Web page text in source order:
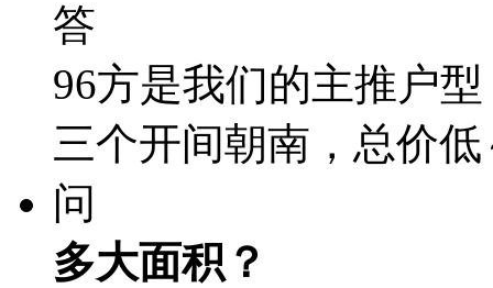
答
96方是我们的主推户
三个开间朝南，总价低
问
多大面积？